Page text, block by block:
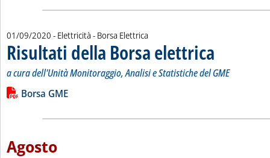
01/09/2020 - Elettricità - Borsa Elettrica
Risultati della Borsa elettrica
a cura dell'Unità Monitoraggio, Analisi e Statistiche del GME
Leggi tutta la notizia: 'Risultati della Borsa elettrica'
Lista allegati PDF alla notizia
Borsa GME
Agosto